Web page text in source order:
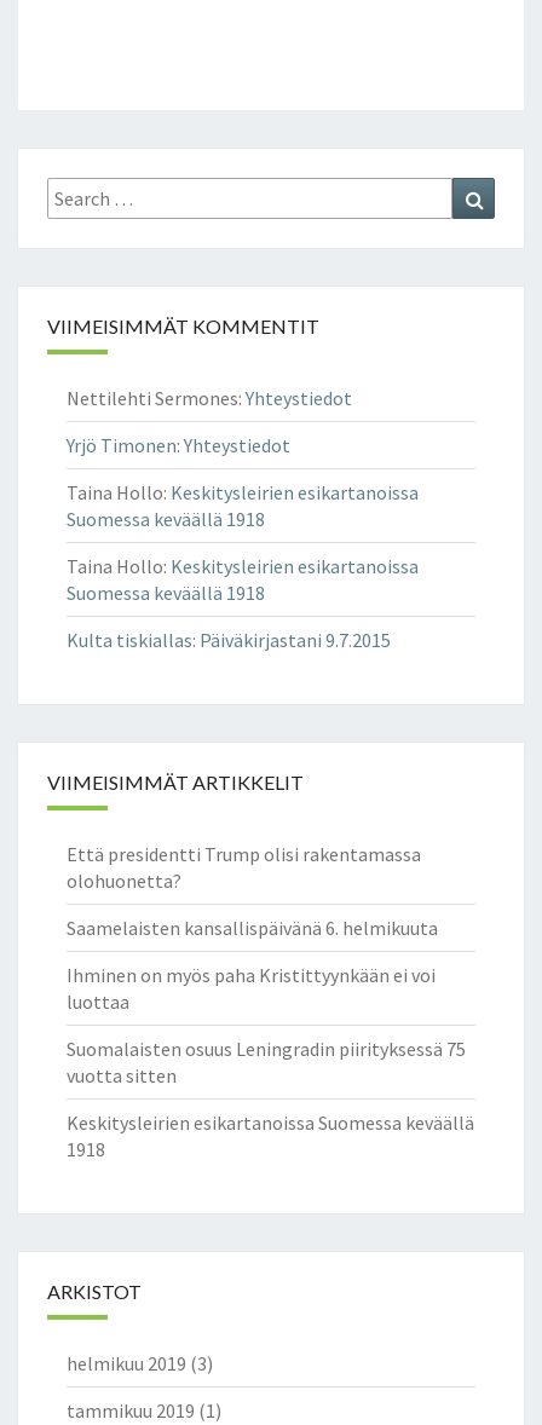
Search
for:
VIIMEISIMMÄT KOMMENTIT
Nettilehti Sermones:Yhteystiedot
Yrjö Timonen:Yhteystiedot
Taina Hollo: Keskitysleirien esikartanoissa
Suomessa keväällä 1918
Taina Hollo: Keskitysleirien esikartanoissa
Suomessa keväällä 1918
Kulta tiskiallas: Päiväkirjastani 9.7.2015
VIIMEISIMMÄT ARTIKKELIT
Että presidentti Trump olisi rakentamassa
olohuonetta?
Saamelaisten kansallispäivänä 6. helmikuuta
Ihminen on myös paha Kristittyynkään ei voi
luottaa
Suomalaisten osuus Leningradin piirityksessä 75
vuotta sitten
Keskitysleirien esikartanoissa Suomessa keväällä
1918
ARKISTOT
helmikuu 2019 (3)
tammikuu 2019 (1)